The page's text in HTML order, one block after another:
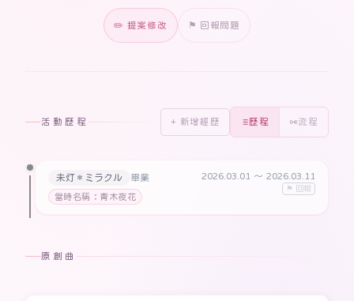
✏️ 提案修改 ⚑ 回報問題
活動歷程 + 新增經歷 歷程 流程
未灯＊ミラクル
畢業
當時名稱：青木夜花
2026.03.01 〜 2026.03.11
⚑ 回報
原創曲